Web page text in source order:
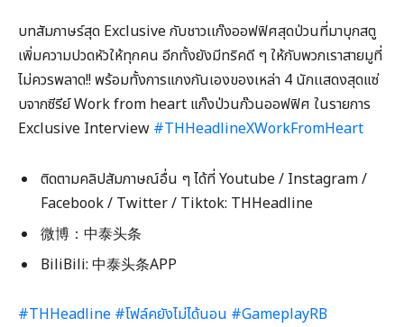
บทสัมภาษร์สุด Exclusive กับชาวเเก๊งออฟฟิศสุดป่วนที่มาบุกสตู
เพิ่มความปวดหัวให้ทุกคน อีกทั้งยังมีทริคดี ๆ ให้กับพวกเราสายมูที่
ไม่ควรพลาด!! พร้อมทั้งการแกงกันเองของเหล่า 4 นักเเสดงสุดแซ่
บจากซีรีย์ Work from heart แก๊งป่วนก๊วนออฟฟิศ ในรายการ
Exclusive Interview #THHeadlineXWorkFromHeart
ติดตามคลิปสัมภาษณ์อื่น ๆ ได้ที่ Youtube / Instagram /
Facebook / Twitter / Tiktok: THHeadline
微博：中泰头条
BiliBili: 中泰头条APP
#THHeadline #โฟล์คยังไม่ได้นอน #GameplayRB